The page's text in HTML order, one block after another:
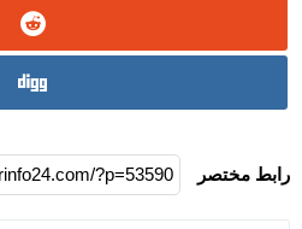
رابط مختصر